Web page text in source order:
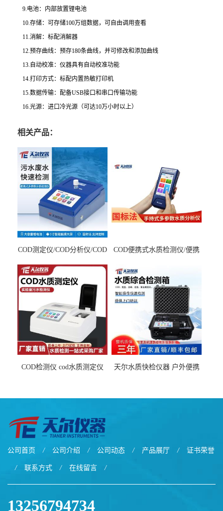
9.电池：内部放置锂电池
10.存储：可存储100万组数据，可自由调用查看
11.消解：标配消解器
12.预存曲线：预存180条曲线，并可修改和添加曲线
13.自动校准：仪器具有自动校准功能
14.打印方式：标配内置热敏打印机
15.数据传输：配备USB接口和串口传输功能
16.光源：进口冷光源（可达10万小时以上）
相关产品：
COD测定仪/COD分析仪/COD
COD便携式水质检测仪/便携
COD检测仪 cod水质测定仪
天尔水质快检仪器 户外便携
公司首页 / 公司介绍 / 公司动态 / 产品展厅 / 证书荣誉
/ 联系方式 / 在线留言 /
13256794734